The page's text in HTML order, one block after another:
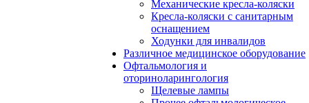
Механические кресла-коляски
Кресла-коляски с санитарным
оснащением
Ходунки для инвалидов
Различное медицинское оборудование
Офтальмология и
оториноларингология
Щелевые лампы